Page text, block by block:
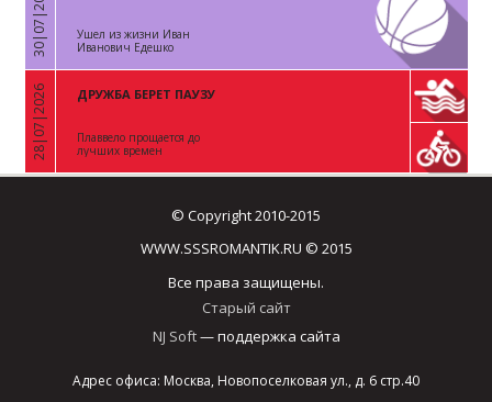
«
30|07|2026
Ушел из жизни Иван
Иванович Едешко
«
28|07|2026 ДРУЖБА БЕРЕТ ПАУЗУ
Плаввело прощается до
лучших времен
© Copyright 2010-2015
WWW.SSSROMANTIK.RU © 2015
Все права защищены.
Старый сайт
NJ Soft— поддержка сайта
Адрес офиса: Москва, Новопоселковая ул., д. 6 стр.40